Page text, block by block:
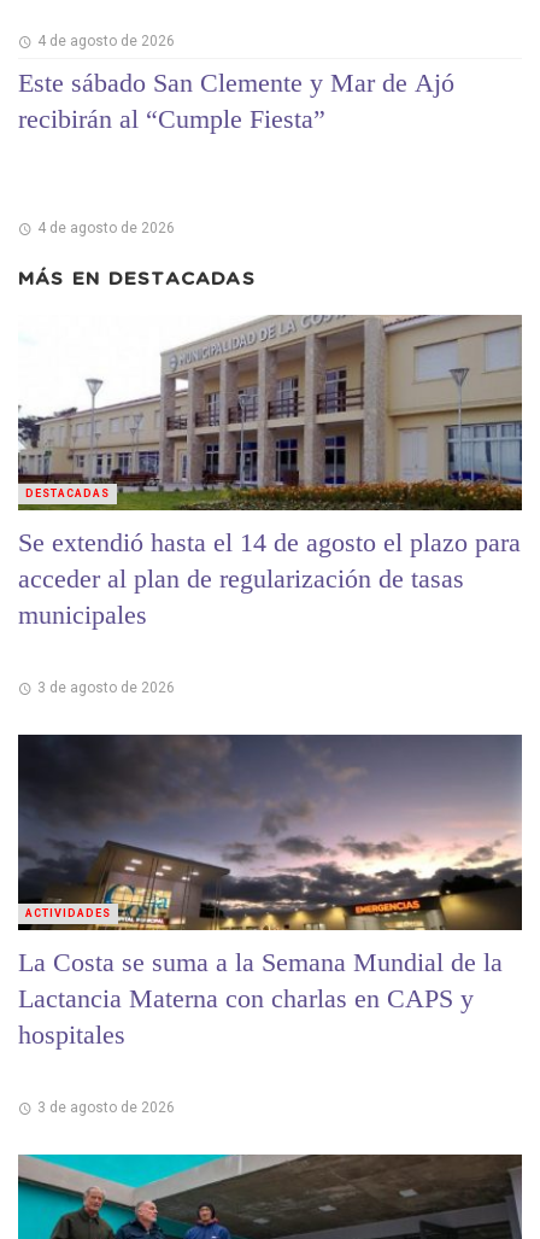
4 de agosto de 2026
Este sábado San Clemente y Mar de Ajó
recibirán al “Cumple Fiesta”
4 de agosto de 2026
MÁS EN DESTACADAS
Se extendió hasta el 14 de agosto el plazo para
acceder al plan de regularización de tasas
municipales
3 de agosto de 2026
DESTACADAS
La Costa se suma a la Semana Mundial de la
Lactancia Materna con charlas en CAPS y
hospitales
3 de agosto de 2026
ACTIVIDADES